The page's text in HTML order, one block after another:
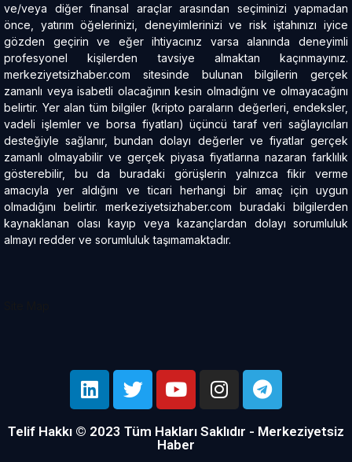
ve/veya diğer finansal araçlar arasından seçiminizi yapmadan
önce, yatırım öğelerinizi, deneyimlerinizi ve risk iştahınızı iyice
gözden geçirin ve eğer ihtiyacınız varsa alanında deneyimli
profesyonel kişilerden tavsiye almaktan kaçınmayınız.
merkeziyetsizhaber.com sitesinde bulunan bilgilerin gerçek
zamanlı veya isabetli olacağının kesin olmadığını ve olmayacağını
belirtir. Yer alan tüm bilgiler (kripto paraların değerleri, endeksler,
vadeli işlemler ve borsa fiyatları) üçüncü taraf veri sağlayıcıları
desteğiyle sağlanır, bundan dolayı değerler ve fiyatlar gerçek
zamanlı olmayabilir ve gerçek piyasa fiyatlarına nazaran farklılık
gösterebilir, bu da buradaki görüşlerin yalnızca fikir verme
amacıyla yer aldığını ve ticari herhangi bir amaç için uygun
olmadığını belirtir. merkeziyetsizhaber.com buradaki bilgilerden
kaynaklanan olası kayıp veya kazançlardan dolayı sorumluluk
almayı redder ve sorumluluk taşımamaktadır.
Telif Hakkı © 2023 Tüm Hakları Saklıdır - Merkeziyetsiz
Haber